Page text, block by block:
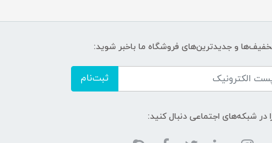
و جدیدترین‌های فروشگاه ما باخبر شوید:
ثبت‌نام
در شبکه‌های اجتماعی دنبال کنید: